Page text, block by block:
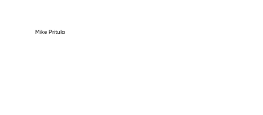
Mike Pritula